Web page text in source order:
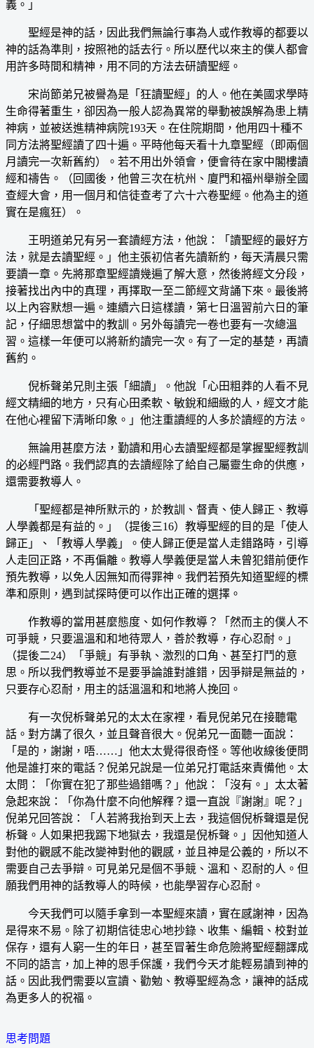
義。」
聖經是神的話，因此我們無論行事為人或作教導的都要以
神的話為準則，按照祂的話去行。所以歷代以來主的僕人都會
用許多時間和精神，用不同的方法去研讀聖經。
宋尚節弟兄被譽為是「狂讀聖經」的人。他在美國求學時
生命得著重生，卻因為一般人認為異常的舉動被誤解為患上精
神病，並被送進精神病院193天。在住院期間，他用四十種不
同方法將聖經讀了四十遍。平時他每天看十九章聖經（即兩個
月讀完一次新舊約）。若不用出外領會，便會待在家中閣樓讀
經和禱告。（回國後，他曾三次在杭州、廈門和福州舉辦全國
查經大會，用一個月和信徒查考了六十六卷聖經。他為主的道
實在是瘋狂）。
王明道弟兄有另一套讀經方法，他說：「讀聖經的最好方
法，就是去讀聖經。」他主張初信者先讀新約，每天清晨只需
要讀一章。先將那章聖經讀幾遍了解大意，然後將經文分段，
接著找出內中的真理，再擇取一至二節經文背誦下來。最後將
以上內容默想一遍。連續六日這樣讀，第七日溫習前六日的筆
記，仔細思想當中的教訓。另外每讀完一卷也要有一次總溫
習。這樣一年便可以將新約讀完一次。有了一定的基楚，再讀
舊約。
倪柝聲弟兄則主張「細讀」。他說「心田粗莽的人看不見
經文精細的地方，只有心田柔軟、敏銳和細緻的人，經文才能
在他心裡留下清晰印象。」他注重讀經的人多於讀經的方法。
無論用甚麼方法，勤讀和用心去讀聖經都是掌握聖經教訓
的必經門路。我們認真的去讀經除了給自己屬靈生命的供應，
還需要教導人。
「聖經都是神所默示的，於教訓、督責、使人歸正、教導
人學義都是有益的。」（提後三16）教導聖經的目的是「使人
歸正」、「教導人學義」。使人歸正便是當人走錯路時，引導
人走回正路，不再偏離。教導人學義便是當人未曾犯錯前便作
預先教導，以免人因無知而得罪神。我們若預先知道聖經的標
準和原則，遇到試探時便可以作出正確的選擇。
作教導的當用甚麼態度、如何作教導？「然而主的僕人不
可爭競，只要溫溫和和地待眾人，善於教導，存心忍耐。」
（提後二24）「爭競」有爭執、激烈的口角、甚至打鬥的意
思。所以我們教導並不是要爭論誰對誰錯，因爭辯是無益的，
只要存心忍耐，用主的話溫溫和和地將人挽回。
有一次倪柝聲弟兄的太太在家裡，看見倪弟兄在接聽電
話。對方講了很久，並且聲音很大。倪弟兄一面聽一面說：
「是的，謝謝，唔……」他太太覺得很奇怪。等他收線後便問
他是誰打來的電話？倪弟兄說是一位弟兄打電話來責備他。太
太問：「你實在犯了那些過錯嗎？」他說：「沒有。」太太著
急起來說：「你為什麼不向他解釋？還一直說『謝謝』呢？」
倪弟兄回答說：「人若將我抬到天上去，我這個倪柝聲還是倪
柝聲。人如果把我踢下地獄去，我還是倪柝聲。」因他知道人
對他的觀感不能改變神對他的觀感，並且神是公義的，所以不
需要自己去爭辯。可見弟兄是個不爭競、溫和、忍耐的人。但
願我們用神的話教導人的時候，也能學習存心忍耐。
今天我們可以隨手拿到一本聖經來讀，實在感謝神，因為
是得來不易。除了初期信徒忠心地抄錄、收集、編輯、校對並
保存，還有人窮一生的年日，甚至冒著生命危險將聖經翻譯成
不同的語言，加上神的恩手保護，我們今天才能輕易讀到神的
話。因此我們需要以宣讀、勸勉、教導聖經為念，讓神的話成
為更多人的祝福。
思考問題